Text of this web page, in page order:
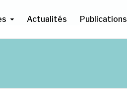
Actualités Publications